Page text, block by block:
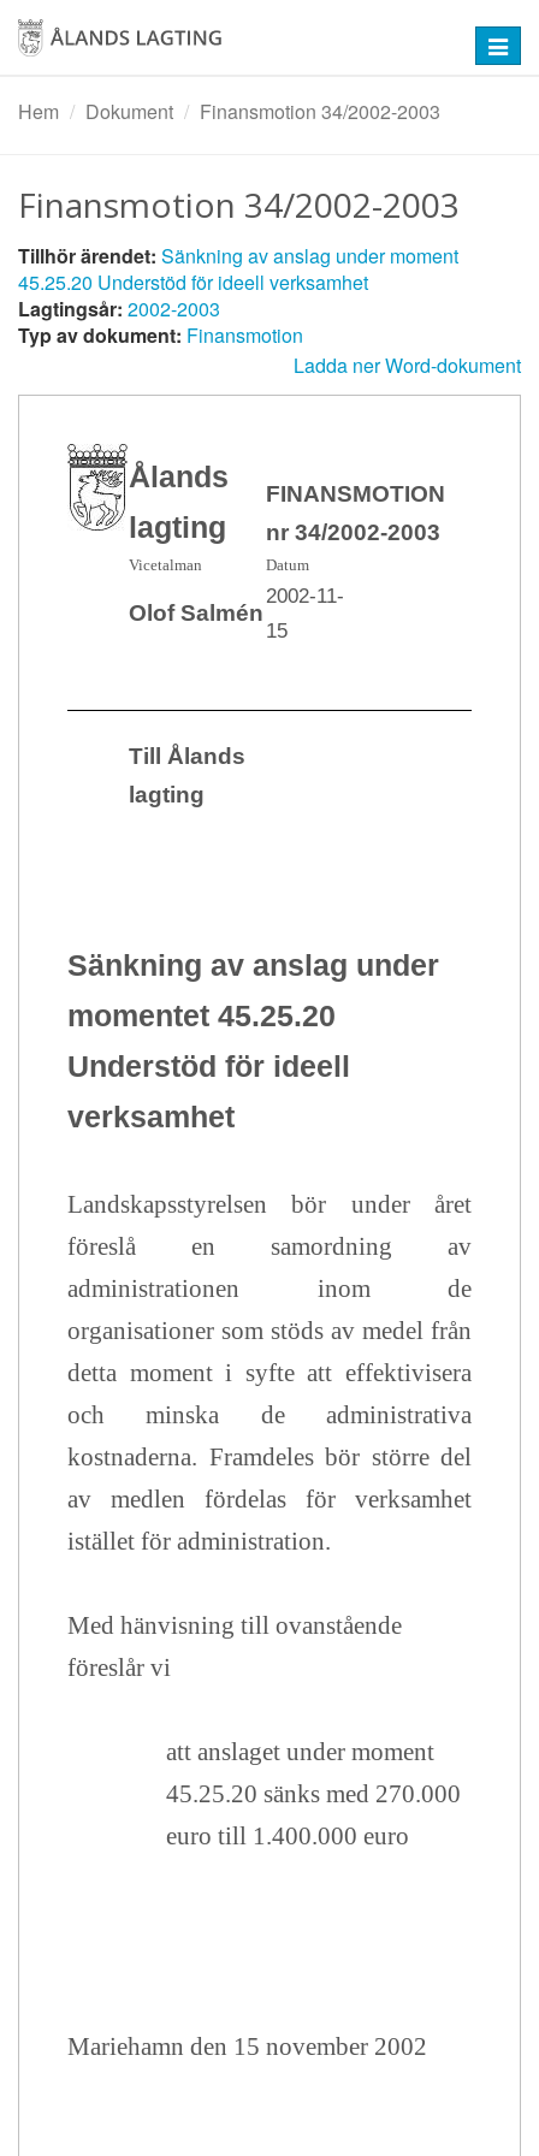
Hoppa
huvudinnehåll
Hem
Dokument Finansmotion 34/2002-2003
Finansmotion 34/2002-2003
Tillhör ärendet: Sänkning av anslag under moment
45.25.20 Understöd för ideell verksamhet
Lagtingsår: 2002-2003
Typ av dokument: Finansmotion
Ladda ner Word-dokument
Ålands
lagting
FINANSMOTION
nr 34/2002-2003
Vicetalman Datum
Olof Salmén
2002-11-
15
Till Ålands
lagting
Sänkning av anslag under
momentet 45.25.20
Understöd för ideell
verksamhet
Landskapsstyrelsen bör under året
föreslå en samordning av
administrationen inom de
organisationer som stöds av medel från
detta moment i syfte att effektivisera
och minska de administrativa
kostnaderna. Framdeles bör större del
av medlen fördelas för verksamhet
istället för administration.
Med hänvisning till ovanstående
föreslår vi
att anslaget under moment
45.25.20 sänks med 270.000
euro till 1.400.000 euro
Mariehamn den 15 november 2002